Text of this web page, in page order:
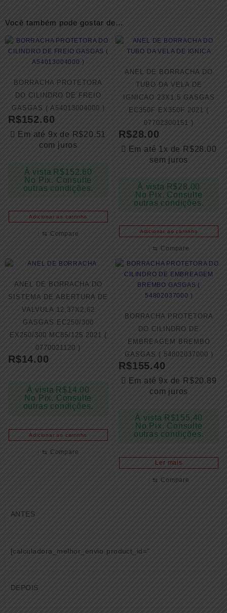
Você também pode gostar de…
BORRACHA PROTETORA
DO CILINDRO DE FREIO
GASGAS ( A54013004000 )
R$152.60
Em até 9x de R$20.51
com juros
À vista R$152.60
No Pix. Consulte
outras condições.
Adicionar ao carrinho
⇆ Compare
ANEL DE BORRACHA DO
TUBO DA VELA DE
IGNICAO 23X1,5 GASGAS
EC350F EX350F 2021 (
07702300151 )
R$28.00
Em até 1x de R$28.00
sem juros
À vista R$28.00
No Pix. Consulte
outras condições.
Adicionar ao carrinho
⇆ Compare
ANEL DE BORRACHA DO
SISTEMA DE ABERTURA DE
VALVULA 12,37X2,62
GASGAS EC250/300
EX250/300 MC85/125 2021 (
0770021120 )
R$14.00
À vista R$14.00
No Pix. Consulte
outras condições.
Adicionar ao carrinho
⇆ Compare
BORRACHA PROTETORA
DO CILINDRO DE
EMBREAGEM BREMBO
GASGAS ( 54802037000 )
R$155.40
Em até 9x de R$20.89
com juros
À vista R$155.40
No Pix. Consulte
outras condições.
Ler mais
⇆ Compare
ANTES
[calculadora_melhor_envio product_id="
DEPOIS